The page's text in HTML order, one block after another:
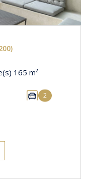
Villa 6 pièce(s) 3 chambre(s) 165 m²
2